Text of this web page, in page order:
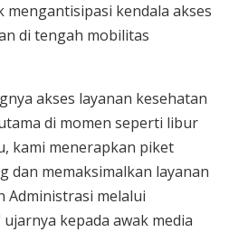
kendala akses
di tengah mobilitas
akses layanan kesehatan
di momen seperti libur
kami menerapkan piket
dan memaksimalkan layanan
Administrasi melalui
kepada awak media